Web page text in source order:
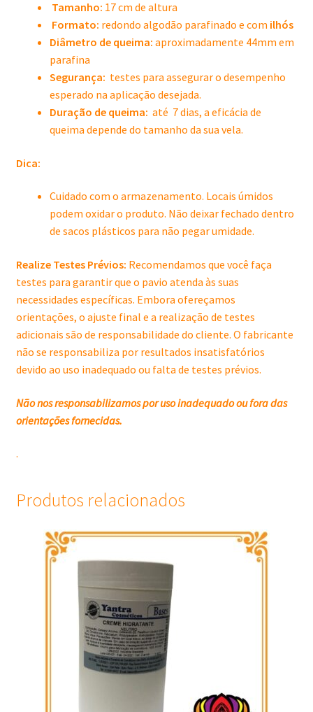
Tamanho: 17 cm de altura
Formato: redondo algodão parafinado e com ilhós
Diâmetro de queima: aproximadamente 44mm em
parafina
Segurança: testes para assegurar o desempenho
esperado na aplicação desejada.
Duração de queima: até 7 dias, a eficácia de
queima depende do tamanho da sua vela.
Dica:
Cuidado com o armazenamento. Locais úmidos
podem oxidar o produto. Não deixar fechado dentro
de sacos plásticos para não pegar umidade.
Realize Testes Prévios: Recomendamos que você faça
testes para garantir que o pavio atenda às suas
necessidades específicas. Embora ofereçamos
orientações, o ajuste final e a realização de testes
adicionais são de responsabilidade do cliente. O fabricante
não se responsabiliza por resultados insatisfatórios
devido ao uso inadequado ou falta de testes prévios.
Não nos responsabilizamos por uso inadequado ou fora das
orientações fornecidas.
.
Produtos relacionados